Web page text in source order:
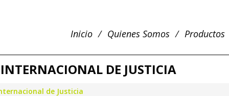
Inicio Quienes Somos Productos
DE JUSTICIA
de Justicia